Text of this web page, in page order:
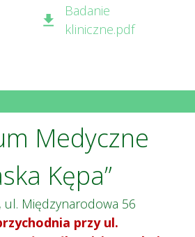
Badanie
kliniczne.pdf
Medyczne
Kępa”
ul. Międzynarodowa 56
przy ul.